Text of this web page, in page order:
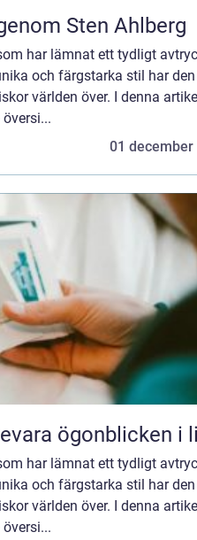
Sten Ahlberg
har lämnat ett tydligt
och färgstarka stil har den
världen över. I denna
01 december
ögonblicken i
har lämnat ett tydligt
och färgstarka stil har den
världen över. I denna